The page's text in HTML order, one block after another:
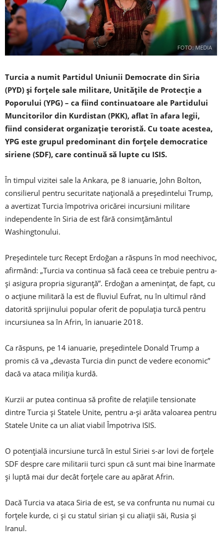
FOTO: MEDIA
Turcia a numit Partidul Uniunii Democrate din Siria
(PYD) și forțele sale militare, Unitățile de Protecție a
Poporului (YPG) – ca fiind continuatoare ale Partidului
Muncitorilor din Kurdistan (PKK), aflat în afara legii,
fiind considerat organizație teroristă. Cu toate acestea,
YPG este grupul predominant din forțele democratice
siriene (SDF), care continuă să lupte cu ISIS.
În timpul vizitei sale la Ankara, pe 8 ianuarie, John Bolton,
consilierul pentru securitate națională a președintelui Trump,
a avertizat Turcia împotriva oricărei incursiuni militare
independente în Siria de est fără consimțământul
Washingtonului.
Președintele turc Recept Erdoğan a răspuns în mod neechivoc,
afirmând: „Turcia va continua să facă ceea ce trebuie pentru a-
și asigura propria siguranță”. Erdoğan a amenințat, de fapt, cu
o acțiune militară la est de fluviul Eufrat, nu în ultimul rând
datorită sprijinului popular oferit de populația turcă pentru
incursiunea sa în Afrin, în ianuarie 2018.
Ca răspuns, pe 14 ianuarie, președintele Donald Trump a
promis că va „devasta Turcia din punct de vedere economic”
dacă va ataca miliția kurdă.
Kurzii ar putea continua să profite de relațiile tensionate
dintre Turcia și Statele Unite, pentru a-și arăta valoarea pentru
Statele Unite ca un aliat viabil Împotriva ISIS.
O potențială incursiune turcă în estul Siriei s-ar lovi de forțele
SDF despre care militarii turci spun că sunt mai bine înarmate
și luptă mai dur decât forțele care au apărat Afrin.
Dacă Turcia va ataca Siria de est, se va confrunta nu numai cu
forțele kurde, ci și cu statul sirian și cu aliații săi, Rusia și
Iranul.